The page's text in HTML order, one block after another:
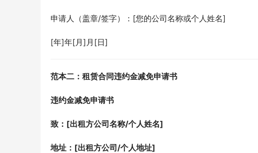
申请人（盖章/签字）：[您的公司名称或个人姓名]
[年]年[月]月[日]
范本二：租赁合同违约金减免申请书
违约金减免申请书
致：[出租方公司名称/个人姓名]
地址：[出租方公司/个人地址]